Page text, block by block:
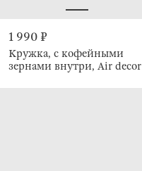
1 990 ₽
Кружка, с кофейными
зернами внутри, Air decor